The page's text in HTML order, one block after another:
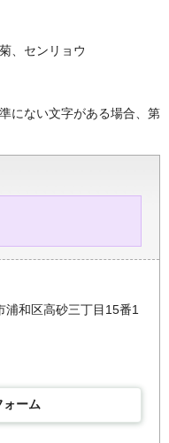
、センリョウ
にない文字がある場合、第
和区高砂三丁目15番1
ォーム